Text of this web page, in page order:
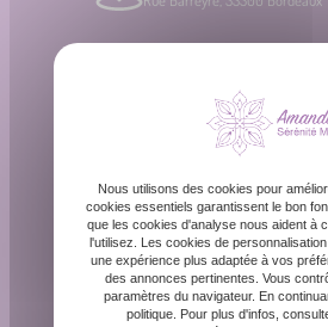
contact@amandinemassage.fr
Horaires
Lundi - Dimanche : 8h - 20h
Nous utilisons des cookies pour
cookies essentiels garantissent le bon
que les cookies d'analyse nous aident à
l'utilisez. Les cookies de
une expérience plus adaptée à vos
des annonces pertinentes. Vous
paramètres du navigateur. En
politique. Pour plus d'infos,